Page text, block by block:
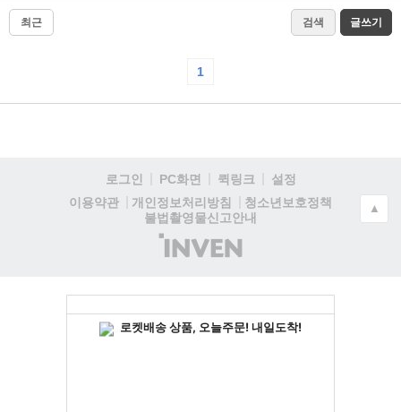
최근 검색 글쓰기
1
로그인 PC화면 퀵링크
설정
이용약관
개인정보처리방침
청소년보호정책
불법촬영물신고안내
(주)
인
▲